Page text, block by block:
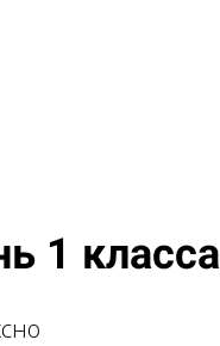
1 класса